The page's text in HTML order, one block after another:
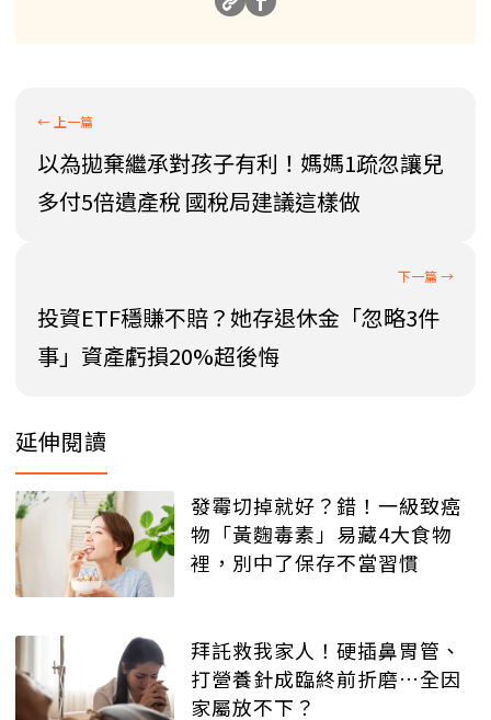
以為拋棄繼承對孩子有利！媽媽1疏忽讓兒
多付5倍遺產稅 國稅局建議這樣做
投資ETF穩賺不賠？她存退休金「忽略3件
事」資產虧損20%超後悔
延伸閱讀
發霉切掉就好？錯！一級致癌
物「黃麴毒素」易藏4大食物
裡，別中了保存不當習慣
拜託救我家人！硬插鼻胃管、
打營養針成臨終前折磨…全因
家屬放不下？